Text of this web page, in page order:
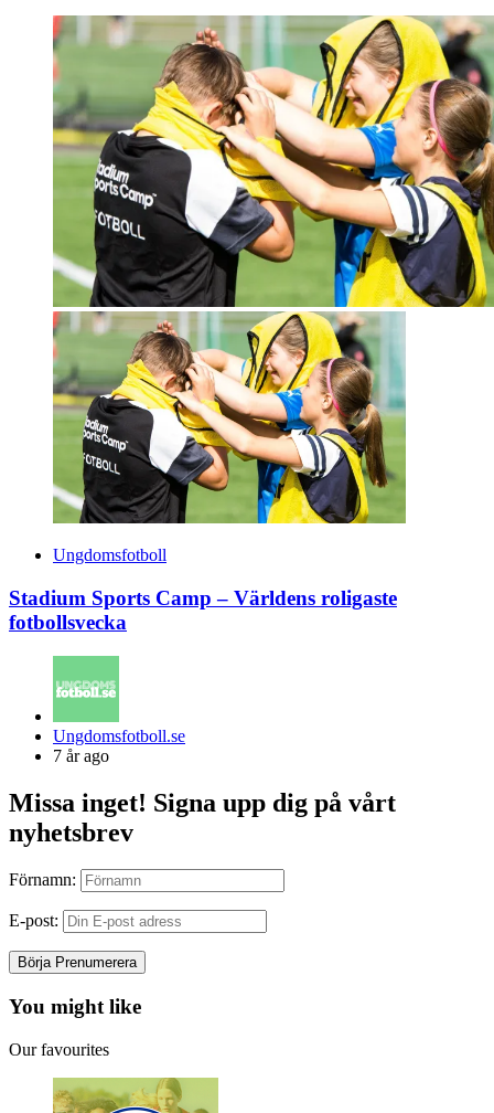
Ungdomsfotboll
Stadium Sports Camp – Världens roligaste
fotbollsvecka
Posted
by
Ungdomsfotboll.se
7 år ago
Missa inget! Signa upp dig på vårt
nyhetsbrev
Förnamn:
E-post:
You might like
Our favourites